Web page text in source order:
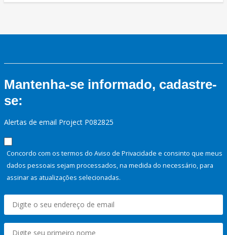
Mantenha-se informado, cadastre-
se:
Alertas de email Project P082825
Concordo com os termos do Aviso de Privacidade e consinto que meus
dados pessoais sejam processados, na medida do necessário, para
assinar as atualizações selecionadas.